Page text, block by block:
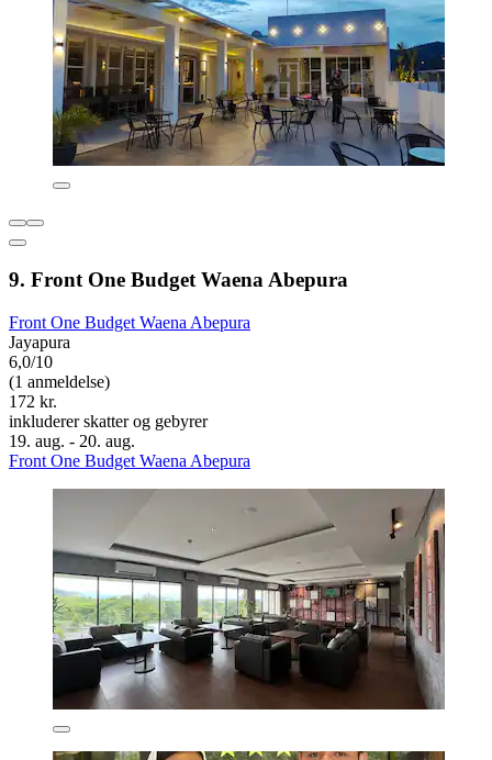
9. Front One Budget Waena Abepura
Front One Budget Waena Abepura
Jayapura
6,0/10
(1 anmeldelse)
172 kr.
inkluderer skatter og gebyrer
19. aug. - 20. aug.
Front One Budget Waena Abepura